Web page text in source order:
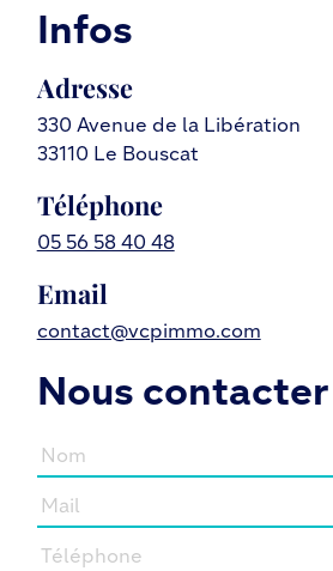
Infos
Adresse
330 Avenue de la Libération
33110 Le Bouscat
Téléphone
05 56 58 40 48
Email
contact@vcpimmo.com
Nous contacter
Nom
Mail
Téléphone